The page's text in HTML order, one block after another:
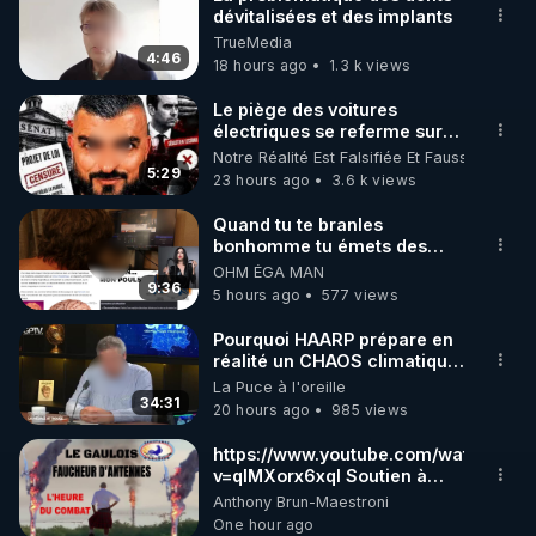
🌱 INSTAGRAM
https://www.instagram.com/rdlr_thierrycasasnovas/
http://rgnr.li/instagram
🌱 LA NEWSLETTER
Pour ne pas rater l’actualité RGNR (stages,
http://rgnr.li/news
🌱 VIDÉOS NON CENSURÉES SUR ODYSEE
Toutes les vidéos Youtube sont aussi sur la
http://rgnr.li/odysee
🌱 LES STAGES EN PRÉSENTIEL
http://rgnr.li/stages
4:46
dévitalisées et des implants
TrueMedia
18 hours ago
1.3 k views
5:29
Le piège des voitures
électriques se referme sur
les usagers !
Notre Réalité Est Falsifiée Et Fausse
23 hours ago
3.6 k views
9:36
Quand tu te branles
bonhomme tu émets des
ondes ils ont juste omis de
t'expliquer
OHM ÉGA MAN
5 hours ago
577 views
34:31
Pourquoi HAARP prépare en
réalité un CHAOS climatique,
on répond
La Puce à l'oreille
20 hours ago
985 views
https://www.youtube.com/watch?
v=qlMXorx6xqI Soutien à
tous les gardiens du Vivant
Anthony Brun-Maestroni
One hour ago